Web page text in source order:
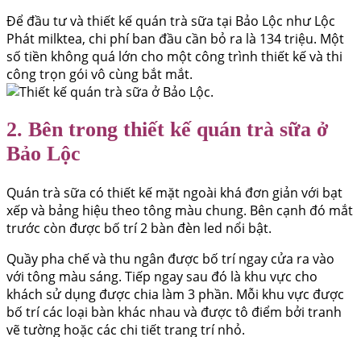
Để đầu tư và thiết kế quán trà sữa tại Bảo Lộc như Lộc
Phát milktea, chi phí ban đầu cần bỏ ra là 134 triệu. Một
số tiền không quá lớn cho một công trình thiết kế và thi
công trọn gói vô cùng bắt mắt.
2. Bên trong thiết kế quán trà sữa ở
Bảo Lộc
Quán trà sữa có thiết kế mặt ngoài khá đơn giản với bạt
xếp và bảng hiệu theo tông màu chung. Bên cạnh đó mắt
trước còn được bố trí 2 bàn đèn led nổi bật.
Quầy pha chế và thu ngân được bố trí ngay cửa ra vào
với tông màu sáng. Tiếp ngay sau đó là khu vực cho
khách sử dụng được chia làm 3 phần. Mỗi khu vực được
bố trí các loại bàn khác nhau và được tô điểm bởi tranh
vẽ tường hoặc các chi tiết trang trí nhỏ.